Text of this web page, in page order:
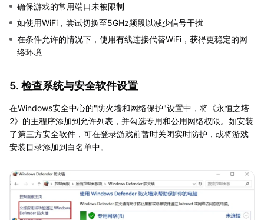
确保游戏的常用端口未被限制
如使用WiFi，尝试切换至5GHz频段以减少信号干扰
在条件允许的情况下，使用有线连接代替WiFi，获得更稳定的网
络环境
5. 检查系统与安全软件设置
在Windows安全中心的"防火墙和网络保护"设置中，将《永恒之塔
2》的主程序添加到允许列表，并勾选专用和公用网络权限。如安装
了第三方安全软件，可在登录游戏前暂时关闭实时防护，或将游戏
安装目录添加到白名单中。